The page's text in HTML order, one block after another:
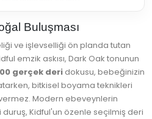
Buluşması
ve işlevselliği ön planda tutan
emzik askısı, Dark Oak tonunun
gerçek deri dokusu, bebeğinizin
bitkisel boyama teknikleri
Modern ebeveynlerin
Kidful'un özenle seçilmiş deri